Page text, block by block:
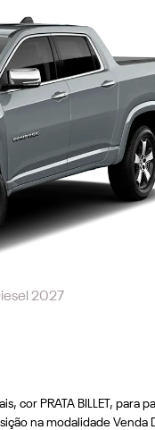
2027
cor PRATA BILLET, para
na modalidade Venda